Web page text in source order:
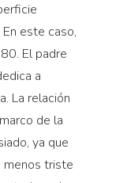
este caso,
El padre
a
La relación
de la
ya que
menos triste